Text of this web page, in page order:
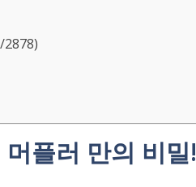
2878)
플러 만의 비밀!